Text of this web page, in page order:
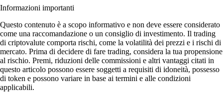
Informazioni importanti
Questo contenuto è a scopo informativo e non deve essere considerato
come una raccomandazione o un consiglio di investimento. Il trading
di criptovalute comporta rischi, come la volatilità dei prezzi e i rischi di
mercato. Prima di decidere di fare trading, considera la tua propensione
al rischio. Premi, riduzioni delle commissioni e altri vantaggi citati in
questo articolo possono essere soggetti a requisiti di idoneità, possesso
di token e possono variare in base ai termini e alle condizioni
applicabili.